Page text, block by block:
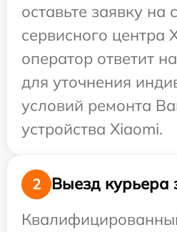
оставьте заявку на
сервисного центра
оператор ответит
для уточнения
условий ремонта
устройства Xiaomi.
2
Выезд курьера